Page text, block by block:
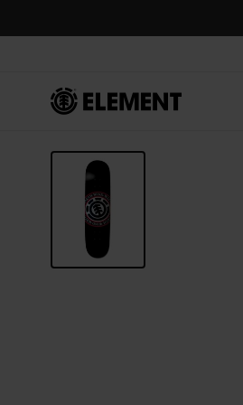
Produktinformation